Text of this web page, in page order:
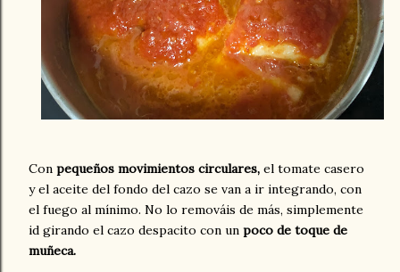
Con pequeños movimientos circulares, el tomate casero
y el aceite del fondo del cazo se van a ir integrando, con
el fuego al mínimo. No lo remováis de más, simplemente
id girando el cazo despacito con un poco de toque de
muñeca.